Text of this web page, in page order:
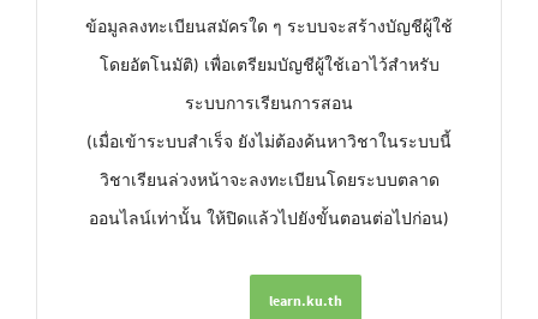
ข้อมูลลงทะเบียนสมัครใด ๆ ระบบจะสร้างบัญชีผู้ใช้
โดยอัตโนมัติ) เพื่อเตรียมบัญชีผู้ใช้เอาไว้สำหรับ
ระบบการเรียนการสอน
(เมื่อเข้าระบบสำเร็จ ยังไม่ต้องค้นหาวิชาในระบบนี้
วิชาเรียนล่วงหน้าจะลงทะเบียนโดยระบบตลาด
ออนไลน์เท่านั้น ให้ปิดแล้วไปยังขั้นตอนต่อไปก่อน)
learn.ku.th